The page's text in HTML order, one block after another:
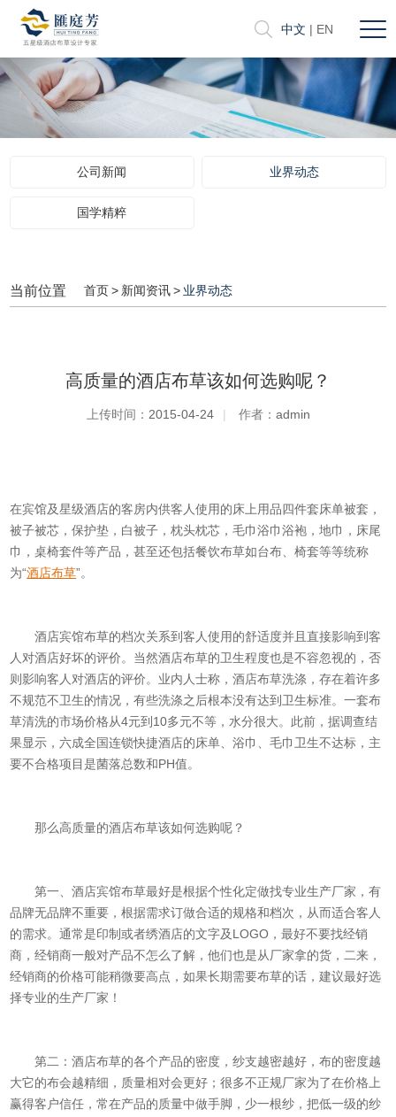
中文 | EN
公司新闻 业界动态
国学精粹
当前位置 首页 > 新闻资讯 > 业界动态
高质量的酒店布草该如何选购呢？
上传时间： 2015-04-24 | 作者： admin
在宾馆及星级酒店的客房内供客人使用的床上用品四件套床单被套，
被子被芯，保护垫，白被子，枕头枕芯，毛巾浴巾浴袍，地巾，床尾
巾，桌椅套件等产品，甚至还包括餐饮布草如台布、椅套等等统称
为“酒店布草”。
酒店宾馆布草的档次关系到客人使用的舒适度并且直接影响到客
人对酒店好坏的评价。当然酒店布草的卫生程度也是不容忽视的，否
则影响客人对酒店的评价。业内人士称，酒店布草洗涤，存在着许多
不规范不卫生的情况，有些洗涤之后根本没有达到卫生标准。一套布
草清洗的市场价格从4元到10多元不等，水分很大。此前，据调查结
果显示，六成全国连锁快捷酒店的床单、浴巾、毛巾卫生不达标，主
要不合格项目是菌落总数和PH值。
那么高质量的酒店布草该如何选购呢？
第一、酒店宾馆布草最好是根据个性化定做找专业生产厂家，有
品牌无品牌不重要，根据需求订做合适的规格和档次，从而适合客人
的需求。通常是印制或者绣酒店的文字及LOGO，最好不要找经销
商，经销商一般对产品不怎么了解，他们也是从厂家拿的货，二来，
经销商的价格可能稍微要高点，如果长期需要布草的话，建议最好选
择专业的生产厂家！
第二：酒店布草的各个产品的密度，纱支越密越好，布的密度越
大它的布会越精细，质量相对会更好；很多不正规厂家为了在价格上
赢得客户信任，常在产品的质量中做手脚，少一根纱，把低一级的纱